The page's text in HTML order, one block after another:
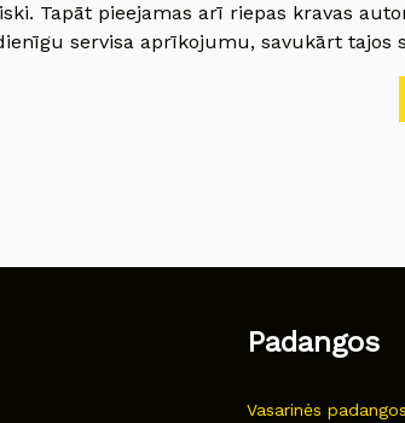
Tapāt pieejamas arī riepas kravas
servisa aprīkojumu, savukārt tajos
Padangos
Vasarinės padangos